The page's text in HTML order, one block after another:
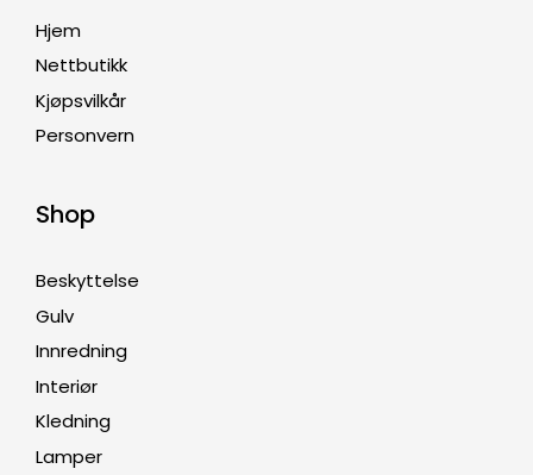
Hjem
Nettbutikk
Kjøpsvilkår
Personvern
Shop
Beskyttelse
Gulv
Innredning
Interiør
Kledning
Lamper